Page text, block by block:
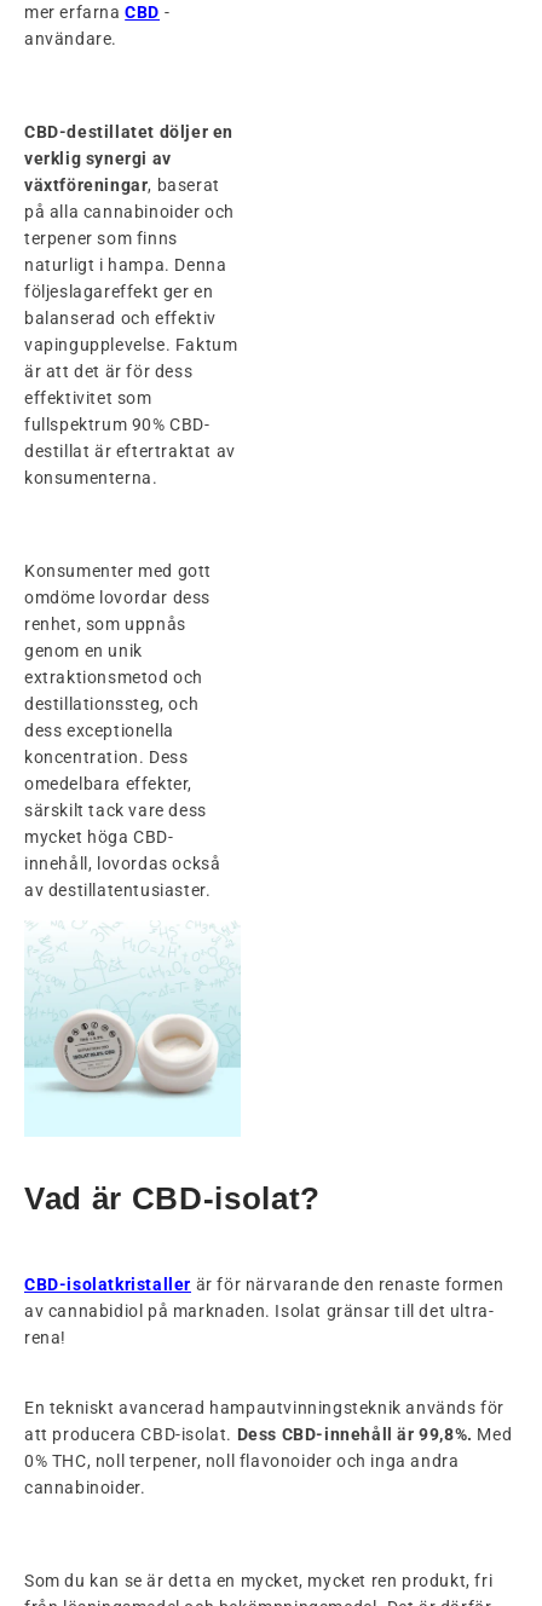
mer erfarnaCBD -
användare.
CBD-destillatet döljer en
verklig synergi av
växtföreningar, baserat
på alla cannabinoider och
terpener som finns
naturligt i hampa. Denna
följeslagareffekt ger en
balanserad och effektiv
vapingupplevelse. Faktum
är att det är för dess
effektivitet som
fullspektrum 90% CBD-
destillat är eftertraktat av
konsumenterna.
Konsumenter med gott
omdöme lovordar dess
renhet, som uppnås
genom en unik
extraktionsmetod och
destillationssteg, och
dess exceptionella
koncentration. Dess
omedelbara effekter,
särskilt tack vare dess
mycket höga CBD-
innehåll, lovordas också
av destillatentusiaster.
Vad är CBD-isolat?
CBD-isolatkristaller är för närvarande den renaste formen
av cannabidiol på marknaden. Isolat gränsar till det ultra-
rena!
En tekniskt avancerad hampautvinningsteknik används för
att producera CBD-isolat. Dess CBD-innehåll är 99,8%. Med
0% THC, noll terpener, noll flavonoider och inga andra
cannabinoider.
Som du kan se är detta en mycket, mycket ren produkt, fri